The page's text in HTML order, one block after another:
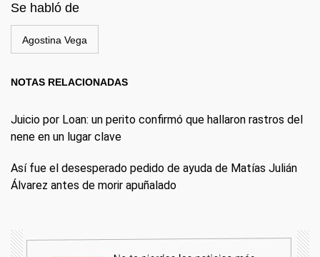
Se habló de
Agostina Vega
NOTAS RELACIONADAS
Juicio por Loan: un perito confirmó que hallaron rastros del
nene en un lugar clave
Así fue el desesperado pedido de ayuda de Matías Julián
Álvarez antes de morir apuñalado